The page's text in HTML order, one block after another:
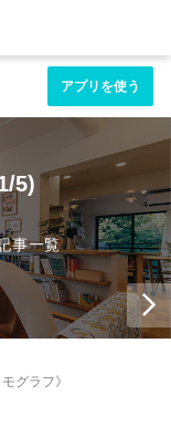
アプリを使う
5)
事一覧
グラフ》